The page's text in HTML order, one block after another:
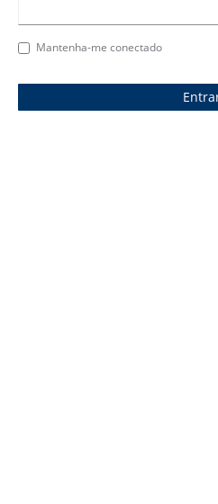
Mantenha-me conectado